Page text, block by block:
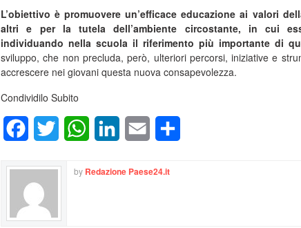
L’obiettivo è promuovere un’efficace educazione ai valori
altri e per la tutela dell’ambiente circostante, in cui
individuando nella scuola il riferimento più importante di
sviluppo, che non precluda, però, ulteriori percorsi, iniziative e
accrescere nei giovani questa nuova consapevolezza.
Condividilo Subito
FacebookTwitter WhatsAppLinkedInEmail
by Redazione Paese24.it